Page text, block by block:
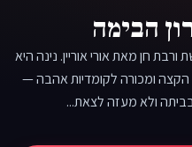
הבימה
חן מאת אורי אוריין. נינה היא
ומכורה לקומדיות אהבה —
ולא מעזה לצאת...